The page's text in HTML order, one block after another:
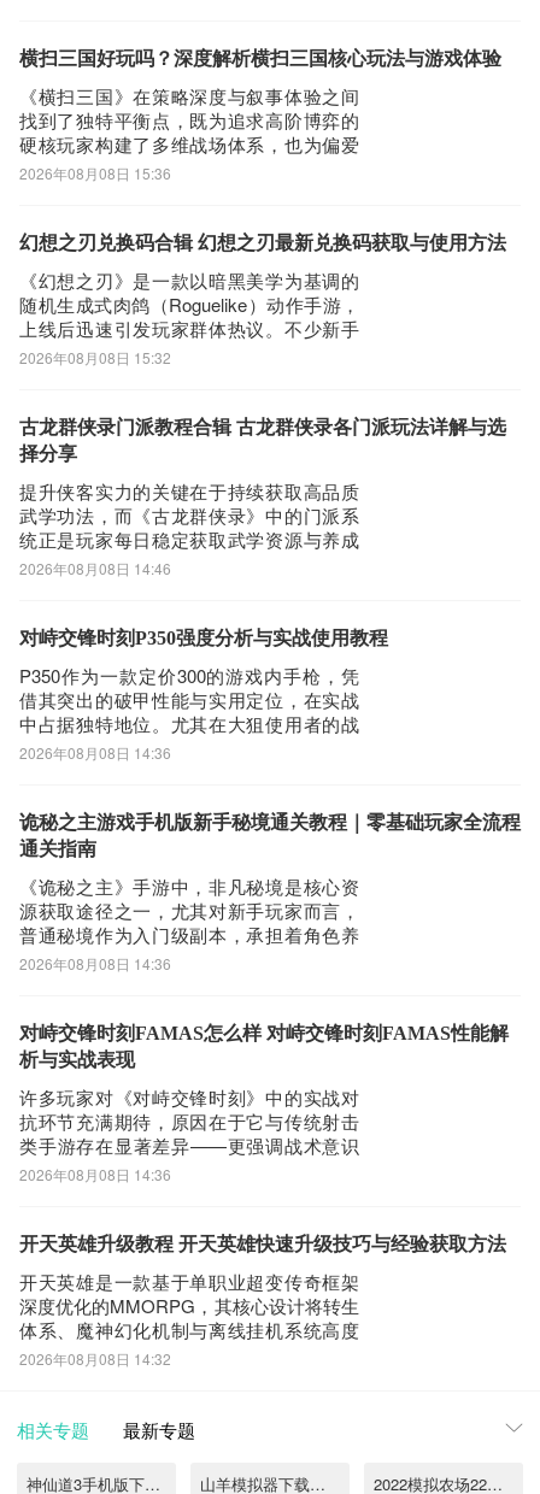
何时正式上线，进行详细说明。【妖妖
棋#《《《
横扫三国好玩吗？深度解析横扫三国核心玩法与游戏体验
《横扫三国》在策略深度与叙事体验之间
找到了独特平衡点，既为追求高阶博弈的
硬核玩家构建了多维战场体系，也为偏爱
角色成长与情感沉浸的轻度用户铺设了丰
九游平台获取游戏安装包，该平台以丰厚
限时活动
2026年08月08日 15:36
幻想之刃兑换码合辑 幻想之刃最新兑换码获取与使用方法
《幻想之刃》是一款以暗黑美学为基调的
随机生成式肉鸽（Roguelike）动作手游，
上线后迅速引发玩家群体热议。不少新手
玩家关心游戏当前是否开放兑换码领取渠
任何正式的兑换码信息。不过，玩家可通
过九游平台下载客户端，同步领取该平台
专
2026年08月08日 15:32
古龙群侠录门派教程合辑 古龙群侠录各门派玩法详解与选
择分享
提升侠客实力的关键在于持续获取高品质
武学功法，而《古龙群侠录》中的门派系
统正是玩家每日稳定获取武学资源与养成
材料的核心途径。若希望高效集齐各类武
互娱研发，具备成熟的安全保障机制；用
50元游戏
2026年08月08日 14:46
对峙交锋时刻P350强度分析与实战使用教程
P350作为一款定价300的游戏内手枪，凭
借其突出的破甲性能与实用定位，在实战
中占据独特地位。尤其在大狙使用者的战
术体系中，它常被选为近距离自卫的核心
性、操作要点及协同配装策略，帮助玩家
更高效地发挥其战术价值。尽管多数玩家
仅关注P
2026年08月08日 14:36
诡秘之主游戏手机版新手秘境通关教程｜零基础玩家全流程
通关指南
《诡秘之主》手游中，非凡秘境是核心资
源获取途径之一，尤其对新手玩家而言，
普通秘境作为入门级副本，承担着角色养
成初期关键资源的供给任务。本文将系统
奏。普通秘境并非初始即开放，需角色等
级达到18级，并完成主线推进至廷根市外
勤支线任务
2026年08月08日 14:36
对峙交锋时刻FAMAS怎么样 对峙交锋时刻FAMAS性能解
析与实战表现
许多玩家对《对峙交锋时刻》中的实战对
抗环节充满期待，原因在于它与传统射击
类手游存在显著差异——更强调战术意识
与枪械操控的协同性。在众多武器中，
所有玩家都能迅速驾驭。从游戏机制来
器，适合实
2026年08月08日 14:36
开天英雄升级教程 开天英雄快速升级技巧与经验获取方法
开天英雄是一款基于单职业超变传奇框架
深度优化的MMORPG，其核心设计将转生
体系、魔神幻化机制与离线挂机系统高度
耦合，构建出一条极短且陡峭的成长路
亿级基础攻击与群体切割能力，因此等级
重硬性门槛
2026年08月08日 14:32
相关专题 最新专题
神仙道3手机版下载地址推荐 山羊模拟器下载手机版正版2022 2022模拟农场22手机版下载